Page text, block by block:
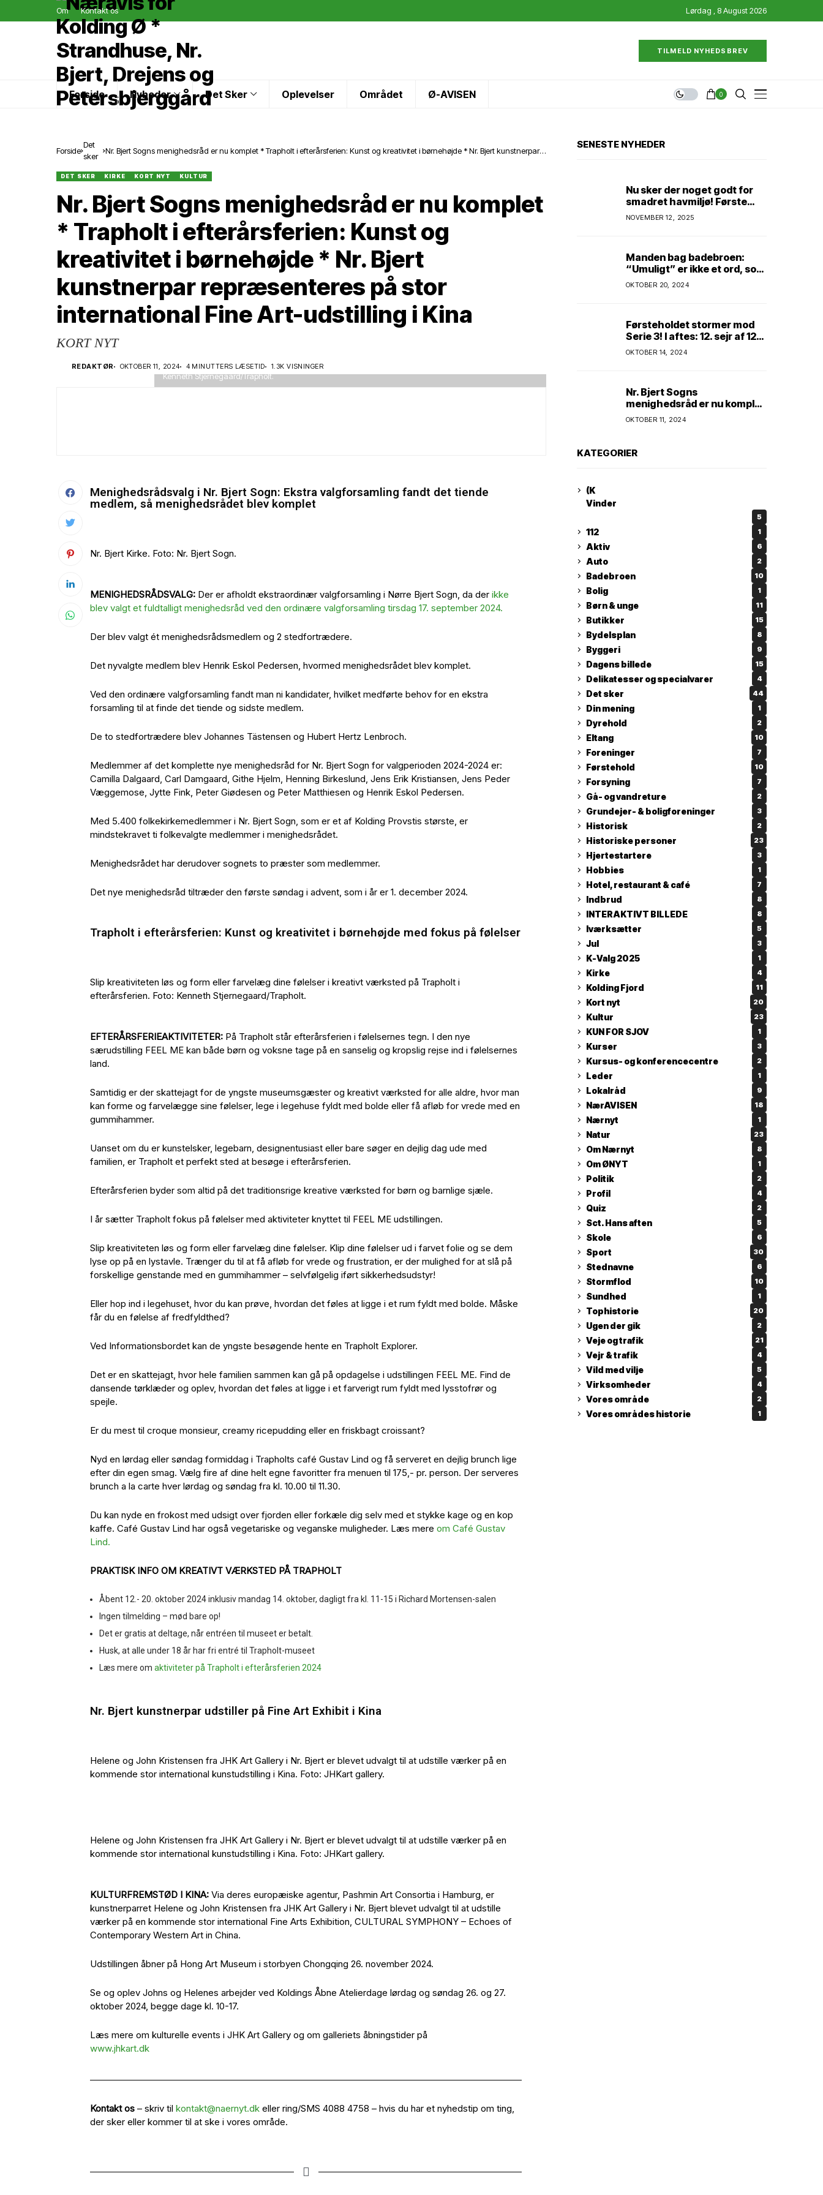
Om Kontakt os Lørdag , 8 August 2026
TILMELD NYHEDSBREV
Forside Nyheder Det Sker Oplevelser Området Ø-AVISEN 0
Forside
Det
sker
Nr. Bjert Sogns menighedsråd er nu komplet * Trapholt i efterårsferien: Kunst og kreativitet i børnehøjde * Nr. Bjert kunstnerpar
DET SKER KIRKE KORT NYT KULTUR
Nr. Bjert Sogns menighedsråd er nu komplet
* Trapholt i efterårsferien: Kunst og
kreativitet i børnehøjde * Nr. Bjert
kunstnerpar repræsenteres på stor
international Fine Art-udstilling i Kina
KORT NYT
REDAKTØR OKTOBER 11, 2024 4 MINUTTERS LÆSETID 1.3K VISNINGER
Slip kreativiteten løs og form eller farvelæg dine følelser i kreativt værksted på Trapholt i efterårsferien. Foto:
Kenneth Stjernegaard/Trapholt.
Menighedsrådsvalg i Nr. Bjert Sogn: Ekstra valgforsamling fandt det tiende
medlem, så menighedsrådet blev komplet
Nr. Bjert Kirke. Foto: Nr. Bjert Sogn.
MENIGHEDSRÅDSVALG: Der er afholdt ekstraordinær valgforsamling i Nørre Bjert Sogn, da der ikke
blev valgt et fuldtalligt menighedsråd ved den ordinære valgforsamling tirsdag 17. september 2024.
Der blev valgt ét menighedsrådsmedlem og 2 stedfortrædere.
Det nyvalgte medlem blev Henrik Eskol Pedersen, hvormed menighedsrådet blev komplet.
Ved den ordinære valgforsamling fandt man ni kandidater, hvilket medførte behov for en ekstra
forsamling til at finde det tiende og sidste medlem.
De to stedfortrædere blev Johannes Tästensen og Hubert Hertz Lenbroch.
Medlemmer af det komplette nye menighedsråd for Nr. Bjert Sogn for valgperioden 2024-2024 er:
Camilla Dalgaard, Carl Damgaard, Githe Hjelm, Henning Birkeslund, Jens Erik Kristiansen, Jens Peder
Væggemose, Jytte Fink, Peter Giødesen og Peter Matthiesen og Henrik Eskol Pedersen.
Med 5.400 folkekirkemedlemmer i Nr. Bjert Sogn, som er et af Kolding Provstis største, er
mindstekravet ti folkevalgte medlemmer i menighedsrådet.
Menighedsrådet har derudover sognets to præster som medlemmer.
Det nye menighedsråd tiltræder den første søndag i advent, som i år er 1. december 2024.
Trapholt i efterårsferien: Kunst og kreativitet i børnehøjde med fokus på følelser
Slip kreativiteten løs og form eller farvelæg dine følelser i kreativt værksted på Trapholt i
efterårsferien. Foto: Kenneth Stjernegaard/Trapholt.
EFTERÅRSFERIEAKTIVITETER: På Trapholt står efterårsferien i følelsernes tegn. I den nye
særudstilling FEEL ME kan både børn og voksne tage på en sanselig og kropslig rejse ind i følelsernes
land.
Samtidig er der skattejagt for de yngste museumsgæster og kreativt værksted for alle aldre, hvor man
kan forme og farvelægge sine følelser, lege i legehuse fyldt med bolde eller få afløb for vrede med en
gummihammer.
Uanset om du er kunstelsker, legebarn, designentusiast eller bare søger en dejlig dag ude med
familien, er Trapholt et perfekt sted at besøge i efterårsferien.
Efterårsferien byder som altid på det traditionsrige kreative værksted for børn og barnlige sjæle.
I år sætter Trapholt fokus på følelser med aktiviteter knyttet til FEEL ME udstillingen.
Slip kreativiteten løs og form eller farvelæg dine følelser. Klip dine følelser ud i farvet folie og se dem
lyse op på en lystavle. Trænger du til at få afløb for vrede og frustration, er der mulighed for at slå på
forskellige genstande med en gummihammer – selvfølgelig iført sikkerhedsudstyr!
Eller hop ind i legehuset, hvor du kan prøve, hvordan det føles at ligge i et rum fyldt med bolde. Måske
får du en følelse af fredfyldthed?
Ved Informationsbordet kan de yngste besøgende hente en Trapholt Explorer.
Det er en skattejagt, hvor hele familien sammen kan gå på opdagelse i udstillingen FEEL ME. Find de
dansende tørklæder og oplev, hvordan det føles at ligge i et farverigt rum fyldt med lysstofrør og
spejle.
Er du mest til croque monsieur, creamy ricepudding eller en friskbagt croissant?
Nyd en lørdag eller søndag formiddag i Trapholts café Gustav Lind og få serveret en dejlig brunch lige
efter din egen smag. Vælg fire af dine helt egne favoritter fra menuen til 175,- pr. person. Der serveres
brunch a la carte hver lørdag og søndag fra kl. 10.00 til 11.30.
Du kan nyde en frokost med udsigt over fjorden eller forkæle dig selv med et stykke kage og en kop
kaffe. Café Gustav Lind har også vegetariske og veganske muligheder. Læs mere om Café Gustav
Lind.
PRAKTISK INFO OM KREATIVT VÆRKSTED PÅ TRAPHOLT
Åbent 12.- 20. oktober 2024 inklusiv mandag 14. oktober, dagligt fra kl. 11-15 i Richard Mortensen-salen
Ingen tilmelding – mød bare op!
Det er gratis at deltage, når entréen til museet er betalt.
Husk, at alle under 18 år har fri entré til Trapholt-museet
Læs mere om aktiviteter på Trapholt i efterårsferien 2024
Nr. Bjert kunstnerpar udstiller på Fine Art Exhibit i Kina
Helene og John Kristensen fra JHK Art Gallery i Nr. Bjert er blevet udvalgt til at udstille værker på en
kommende stor international kunstudstilling i Kina. Foto: JHKart gallery.
Helene og John Kristensen fra JHK Art Gallery i Nr. Bjert er blevet udvalgt til at udstille værker på en
kommende stor international kunstudstilling i Kina. Foto: JHKart gallery.
KULTURFREMSTØD I KINA: Via deres europæiske agentur, Pashmin Art Consortia i Hamburg, er
kunstnerparret Helene og John Kristensen fra JHK Art Gallery i Nr. Bjert blevet udvalgt til at udstille
værker på en kommende stor international Fine Arts Exhibition, CULTURAL SYMPHONY – Echoes of
Contemporary Western Art in China.
Udstillingen åbner på Hong Art Museum i storbyen Chongqing 26. november 2024.
Se og oplev Johns og Helenes arbejder ved Koldings Åbne Atelierdage lørdag og søndag 26. og 27.
oktober 2024, begge dage kl. 10-17.
Læs mere om kulturelle events i JHK Art Gallery og om galleriets åbningstider på
www.jhkart.dk
Kontakt os – skriv til kontakt@naernyt.dk eller ring/SMS 4088 4758 – hvis du har et nyhedstip om ting,
der sker eller kommer til at ske i vores område.
SENESTE NYHEDER
Nu sker der noget godt for
smadret havmiljø! Første
konkrete projekt!
Genopretning af natur i
kroner!
NOVEMBER 12, 2025
Manden bag badebroen:
“Umuligt” er ikke et ord, som
Kim Andersen kender
OKTOBER 20, 2024
Førsteholdet stormer mod
Serie 3! I aftes: 12. sejr af 12
mulige! Kun ét hold kan
spænde ben! Afgørende
OKTOBER 14, 2024
Nr. Bjert Sogns
menighedsråd er nu komplet
* Trapholt i efterårsferien:
Kunst og kreativitet i
kunstnerpar repræsenteres
OKTOBER 11, 2024
KATEGORIER
(K
Vinder
5
112 1
Aktiv 6
Auto 2
Badebroen 10
Bolig 1
Børn & unge 11
Butikker 15
Bydelsplan 8
Byggeri 9
Dagens billede 15
Delikatesser og specialvarer 4
Det sker 44
Din mening 1
Dyrehold 2
Eltang 10
Foreninger 7
Førstehold 10
Forsyning 7
Gå- og vandreture 2
Grundejer- & boligforeninger 3
Historisk 2
Historiske personer 23
Hjertestartere 3
Hobbies 1
Hotel, restaurant & café 7
Indbrud 8
INTERAKTIVT BILLEDE 8
Iværksætter 5
Jul 3
K-Valg 2025 1
Kirke 4
Kolding Fjord 11
Kort nyt 20
Kultur 23
KUN FOR SJOV 1
Kurser 3
Kursus- og konferencecentre 2
Leder 1
Lokalråd 9
NærAVISEN 18
Nærnyt 1
Natur 23
Om Nærnyt 8
Om ØNYT 1
Politik 2
Profil 4
Quiz 2
Sct. Hans aften 5
Skole 6
Sport 30
Stednavne 6
Stormflod 10
Sundhed 1
Tophistorie 20
Ugen der gik 2
Veje og trafik 21
Vejr & trafik 4
Vild med vilje 5
Virksomheder 4
Vores område 2
Vores områdes historie 1